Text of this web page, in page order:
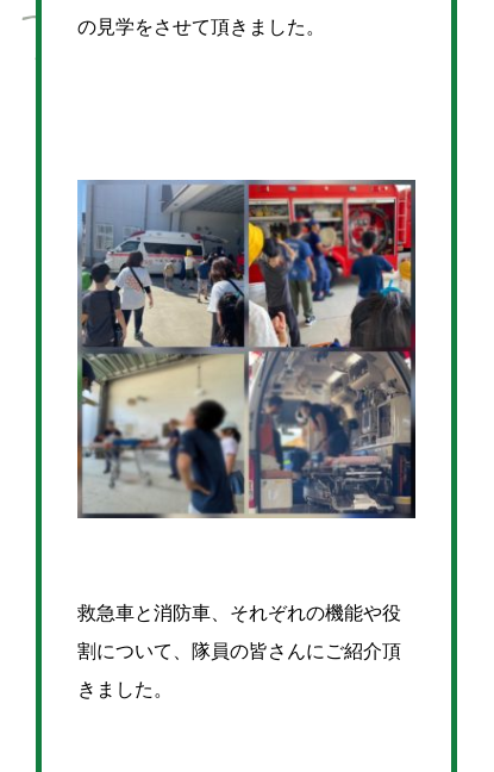
の見学をさせて頂きました。
救急車と消防車、それぞれの機能や役
割について、隊員の皆さんにご紹介頂
きました。